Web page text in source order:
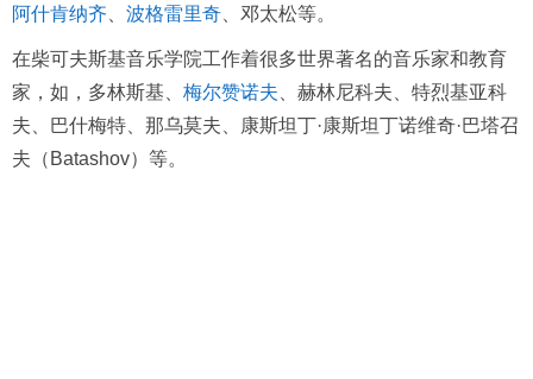
阿什肯纳齐
波格雷里奇 、邓太松等。
在柴可夫斯基音乐学院工作着很多世界著名的音乐家和教育
家，如，多林斯基、 梅尔赞诺夫 、赫林尼科夫、特烈基亚科
夫、巴什梅特、那乌莫夫、康斯坦丁·康斯坦丁诺维奇·巴塔召
夫（Batashov）等。